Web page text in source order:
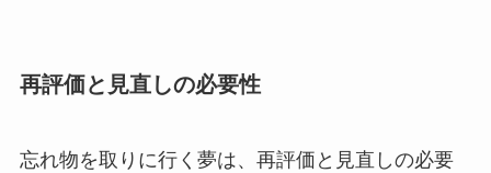
再評価と見直しの必要性
忘れ物を取りに行く夢は、再評価と見直しの必要